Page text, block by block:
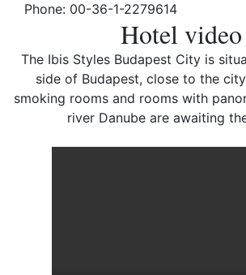
Phone: 00-36-1-2279614
Hotel video
The Ibis Styles Budapest City is
side of Budapest, close to the
smoking rooms and rooms with
river Danube are awaiting